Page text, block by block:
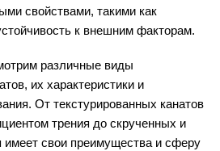
свойствами, такими как
к внешним факторам.
различные виды
их характеристики и
От текстурированных канатов
трения до скрученных и
свои преимущества и сферу